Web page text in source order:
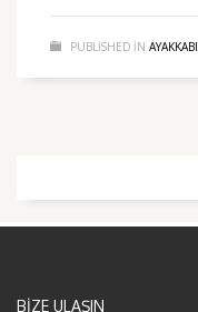
PUBLISHED IN AYAKKABI
BİZE ULAŞIN